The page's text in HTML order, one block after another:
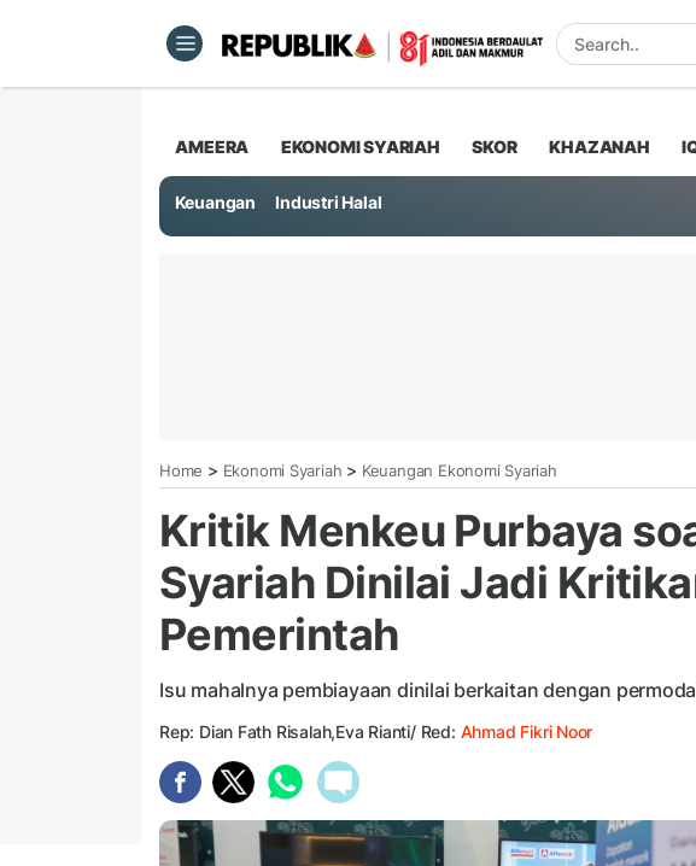
AMEERA EKONOMI SYARIAH SKOR KHAZANAH
Keuangan Industri Halal
Home > Ekonomi Syariah > Keuangan Ekonomi Syariah
Kritik Menkeu Purbaya
Syariah Dinilai Jadi
Pemerintah
Isu mahalnya pembiayaan dinilai berkaitan dengan
Rep: Dian Fath Risalah,Eva Rianti/ Red: Ahmad Fikri Noor